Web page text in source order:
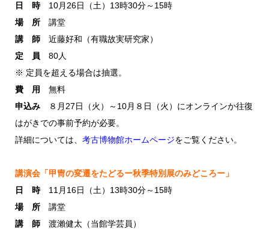
日 時10月26日（土）13時30分～15時
場 所 講堂
講 師 近藤好和（有職故実研究家）
定 員 80人
※ 定員を超える場合は抽選。
費 用
無料
申込み ８月27日（火）～10月８日（火）にオンラインか往復
はがきでの事前予約が必要。
詳細については、 考古博物館ホームページをご覧ください。
講演会「甲冑の変遷をたどるー秋季特別展のみどころー」
日 時11月16日（土）13時30分～15時
場 所 講堂
講 師 渡瀨健太（当館学芸員）